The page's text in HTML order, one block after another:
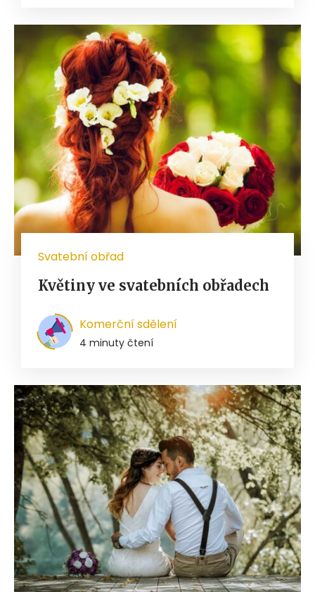
Svatební obřad
Květiny ve svatebních obřadech
Komerční sdělení
4 minuty čtení